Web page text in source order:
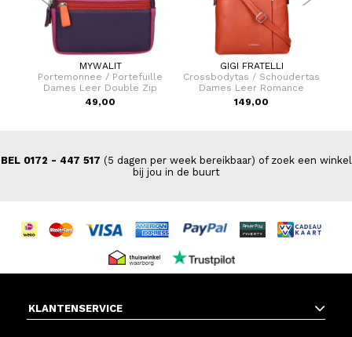
MYWALIT
Portemonnee / Portefuille
Dames Leer Double Zip
49,00
GIGI FRATELLI
Crossbodytas / Schoudertas
Dames Leer Romance
149,00
BEL 0172 - 447 517 (5 dagen per week bereikbaar) of zoek een winkel
bij jou in de buurt
KLANTENSERVICE